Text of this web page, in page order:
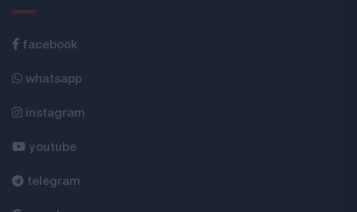
facebook
whatsapp
instagram
youtube
telegram